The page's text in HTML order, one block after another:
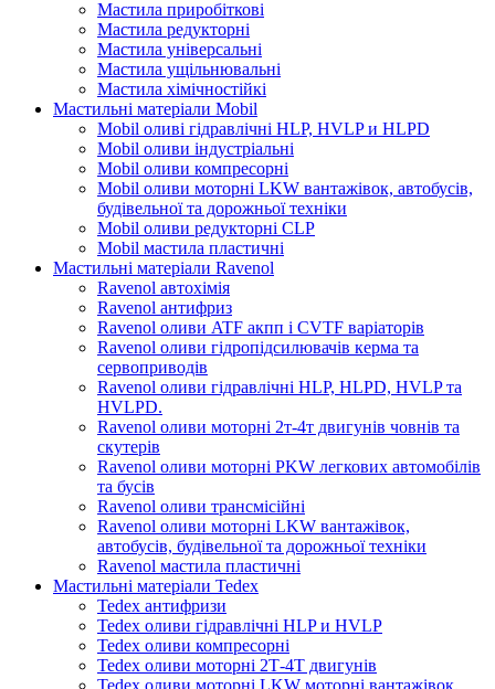
Мастила приробіткові
Мастила редукторні
Мастила універсальні
Мастила ущільнювальні
Мастила хімічностійкі
Мастильні матеріали Mobil
Mobil оливі гідравлічні HLP, HVLP и HLPD
Mobil оливи індустріальні
Mobil оливи компресорні
Mobil оливи моторні LKW вантажівок, автобусів,
будівельної та дорожньої техніки
Mobil оливи редукторні CLP
Mobil мастила пластичні
Мастильні матеріали Ravenol
Ravenol автохімія
Ravenol антифриз
Ravenol оливи ATF акпп і CVTF варіаторів
Ravenol оливи гідропідсилювачів керма та
сервоприводів
Ravenol оливи гідравлічні HLP, HLPD, HVLP та
HVLPD.
Ravenol оливи моторні 2т-4т двигунів човнів та
скутерів
Ravenol оливи моторні PKW легкових автомобілів
та бусів
Ravenol оливи трансмісійні
Ravenol оливи моторні LKW вантажівок,
автобусів, будівельної та дорожньої техніки
Ravenol мастила пластичні
Мастильні матеріали Tedex
Tedex антифризи
Tedex оливи гідравлічні HLP и HVLP
Tedex оливи компресорні
Tedex оливи моторні 2Т-4Т двигунів
Tedex оливи моторні LKW моторні вантажівок,